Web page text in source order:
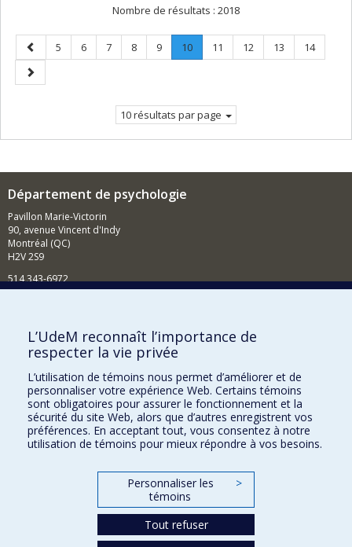
Nombre de résultats : 2018
Page
précédente
Page
5 Page
6 Page
7 Page
8 Page
9 Page
10.
Page
Page
11 Page
12 Page
13 Page
14
Page
suivante
10 résultats par page
Département de psychologie
Pavillon Marie-Victorin
90, avenue Vincent d'Indy
Montréal (QC)
H2V 2S9
514 343-6972
Comment soutenir le Département?
BESOIN D'AIDE?
Plan du site
Signaler une erreur
Accessibilité
FACULTÉ DES ARTS ET DES SCIENCES
Nos départements et écoles
L’UdeM reconnaît l’importance de
respecter la vie privée
L’utilisation de témoins nous permet d’améliorer et de
personnaliser votre expérience Web. Certains témoins
sont obligatoires pour assurer le fonctionnement et la
sécurité du site Web, alors que d’autres enregistrent vos
préférences. En acceptant tout, vous consentez à notre
utilisation de témoins pour mieux répondre à vos besoins.
Personnaliser les
témoins
>
Tout refuser